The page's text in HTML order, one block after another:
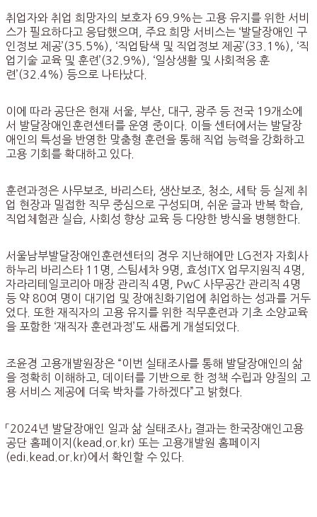
취업자와 취업 희망자의 보호자 69.9%는 고용 유지를 위한 서비
스가 필요하다고 응답했으며, 주요 희망 서비스는 ‘발달장애인 구
인정보 제공’(35.5%), ‘직업탐색 및 직업정보 제공’(33.1%), ‘직
업기술 교육 및 훈련’(32.9%), ‘일상생활 및 사회적응 훈
련’(32.4%) 등으로 나타났다.
이에 따라 공단은 현재 서울, 부산, 대구, 광주 등 전국 19개소에
서 발달장애인훈련센터를 운영 중이다. 이들 센터에서는 발달장
애인의 특성을 반영한 맞춤형 훈련을 통해 직업 능력을 강화하고
고용 기회를 확대하고 있다.
훈련과정은 사무보조, 바리스타, 생산보조, 청소, 세탁 등 실제 취
업 현장과 밀접한 직무 중심으로 구성되며, 쉬운 글과 반복 학습,
직업체험관 실습, 사회성 향상 교육 등 다양한 방식을 병행한다.
서울남부발달장애인훈련센터의 경우 지난해에만 LG전자 자회사
하누리 바리스타 11명, 스팀세차 9명, 효성ITX 업무지원직 4명,
자라리테일코리아 매장 관리직 4명, PwC 사무공간 관리직 4명
등 약 80여 명이 대기업 및 장애친화기업에 취업하는 성과를 거두
었다. 또한 재직자의 고용 유지를 위한 직무훈련과 기초 소양교육
을 포함한 ‘재직자 훈련과정’도 새롭게 개설되었다.
조윤경 고용개발원장은 “이번 실태조사를 통해 발달장애인의 삶
을 정확히 이해하고, 데이터를 기반으로 한 정책 수립과 양질의 고
용 서비스 제공에 더욱 박차를 가하겠다”고 밝혔다.
「2024년 발달장애인 일과 삶 실태조사」 결과는 한국장애인고용
공단 홈페이지(kead.or.kr) 또는 고용개발원 홈페이지
(edi.kead.or.kr)에서 확인할 수 있다.